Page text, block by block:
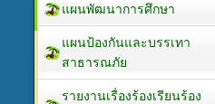
แผนพัฒนาการศึกษา
แผนป้องกันและบรรเทา
สาธารณภัย
รายงานเรื่องร้องเรียนร้อง